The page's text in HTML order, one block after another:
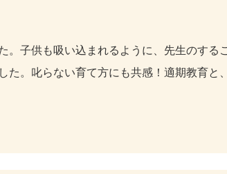
。子供も吸い込まれるように、先生のす
た。叱らない育て方にも共感！適期教育と